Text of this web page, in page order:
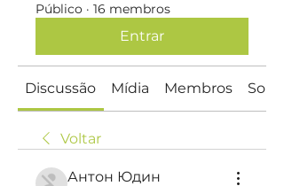
Público · 16 membros
Entrar
Discussão Mídia Membros Sobre
Voltar
Антон Юдин